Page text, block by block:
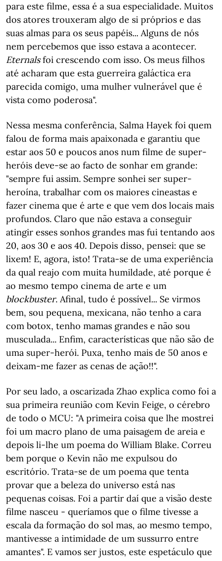
para este filme, essa é a sua especialidade. Muitos
dos atores trouxeram algo de si próprios e das
suas almas para os seus papéis... Alguns de nós
nem percebemos que isso estava a acontecer.
Eternalsfoi crescendo com isso. Os meus filhos
até acharam que esta guerreira galáctica era
parecida comigo, uma mulher vulnerável que é
vista como poderosa".
Nessa mesma conferência, Salma Hayek foi quem
falou de forma mais apaixonada e garantiu que
estar aos 50 e poucos anos num filme de super-
heróis deve-se ao facto de sonhar em grande:
"sempre fui assim. Sempre sonhei ser super-
heroína, trabalhar com os maiores cineastas e
fazer cinema que é arte e que vem dos locais mais
profundos. Claro que não estava a conseguir
atingir esses sonhos grandes mas fui tentando aos
20, aos 30 e aos 40. Depois disso, pensei: que se
lixem! E, agora, isto! Trata-se de uma experiência
da qual reajo com muita humildade, até porque é
ao mesmo tempo cinema de arte e um
blockbuster. Afinal, tudo é possível... Se virmos
bem, sou pequena, mexicana, não tenho a cara
com botox, tenho mamas grandes e não sou
musculada... Enfim, características que não são de
uma super-herói. Puxa, tenho mais de 50 anos e
deixam-me fazer as cenas de ação!!".
Por seu lado, a oscarizada Zhao explica como foi a
sua primeira reunião com Kevin Feige, o cérebro
de todo o MCU: "A primeira coisa que lhe mostrei
foi um macro plano de uma paisagem de areia e
depois li-lhe um poema do William Blake. Correu
bem porque o Kevin não me expulsou do
escritório. Trata-se de um poema que tenta
provar que a beleza do universo está nas
pequenas coisas. Foi a partir daí que a visão deste
filme nasceu - queríamos que o filme tivesse a
escala da formação do sol mas, ao mesmo tempo,
mantivesse a intimidade de um sussurro entre
amantes". E vamos ser justos, este espetáculo que